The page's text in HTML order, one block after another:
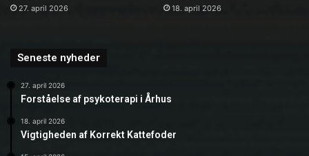
27. april 2026 18. april 2026
Seneste nyheder
27. april 2026
Forståelse af psykoterapi i Århus
18. april 2026
Vigtigheden af Korrekt Kattefoder